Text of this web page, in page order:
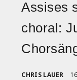
Assises
choral:
CHRIS LAUER